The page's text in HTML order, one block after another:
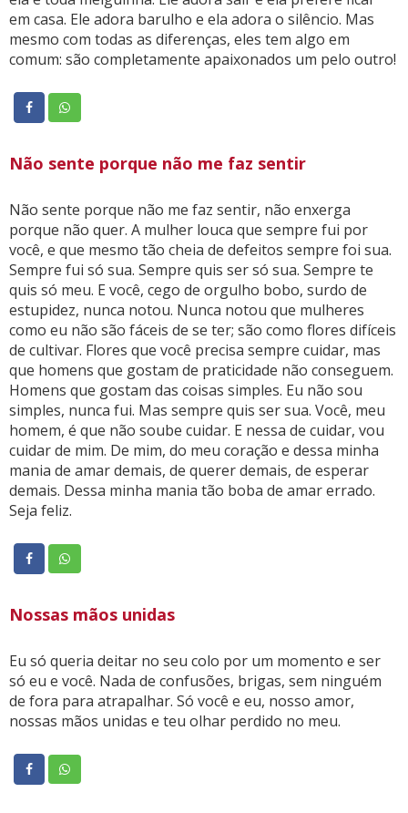
em casa. Ele adora barulho e ela adora o silêncio. Mas
mesmo com todas as diferenças, eles tem algo em
comum: são completamente apaixonados um pelo outro!
Não sente porque não me faz sentir
Não sente porque não me faz sentir, não enxerga
porque não quer. A mulher louca que sempre fui por
você, e que mesmo tão cheia de defeitos sempre foi sua.
Sempre fui só sua. Sempre quis ser só sua. Sempre te
quis só meu. E você, cego de orgulho bobo, surdo de
estupidez, nunca notou. Nunca notou que mulheres
como eu não são fáceis de se ter; são como flores difíceis
de cultivar. Flores que você precisa sempre cuidar, mas
que homens que gostam de praticidade não conseguem.
Homens que gostam das coisas simples. Eu não sou
simples, nunca fui. Mas sempre quis ser sua. Você, meu
homem, é que não soube cuidar. E nessa de cuidar, vou
cuidar de mim. De mim, do meu coração e dessa minha
mania de amar demais, de querer demais, de esperar
demais. Dessa minha mania tão boba de amar errado.
Seja feliz.
Nossas mãos unidas
Eu só queria deitar no seu colo por um momento e ser
só eu e você. Nada de confusões, brigas, sem ninguém
de fora para atrapalhar. Só você e eu, nosso amor,
nossas mãos unidas e teu olhar perdido no meu.